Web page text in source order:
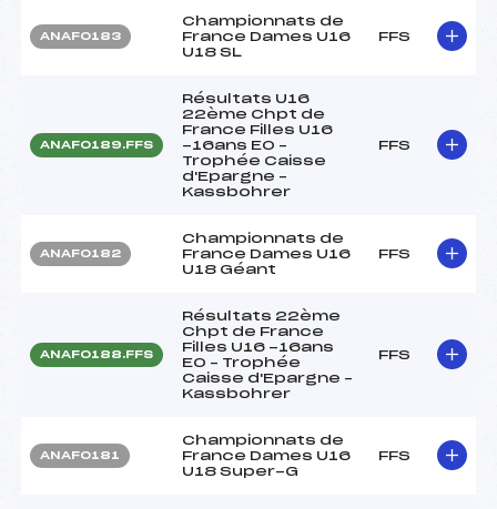
ANAF0183
Championnats de
France Dames U16
U18 SL
FFS
ANAF0189.FFS
Résultats U16
22ème Chpt de
France Filles U16
-16ans EO –
Trophée Caisse
d'Epargne –
Kassbohrer
FFS
ANAF0182
Championnats de
France Dames U16
U18 Géant
FFS
ANAF0188.FFS
Résultats 22ème
Chpt de France
Filles U16 -16ans
EO – Trophée
Caisse d'Epargne –
Kassbohrer
FFS
ANAF0181
Championnats de
France Dames U16
U18 Super-G
FFS